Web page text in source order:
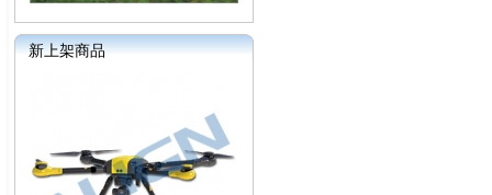
新上架商品